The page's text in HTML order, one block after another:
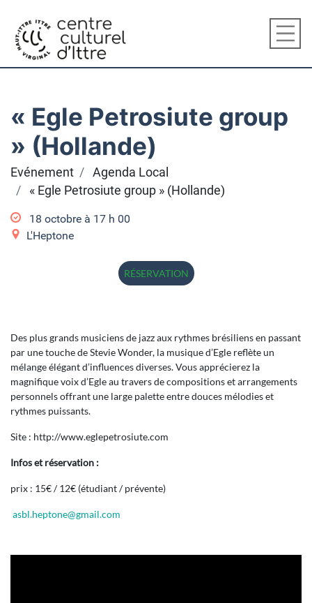
« Egle Petrosiute group
» (Hollande)
Evénement
Agenda Local
« Egle Petrosiute group » (Hollande)
18 octobre à 17 h 00
L'Heptone
RÉSERVATION
Des plus grands musiciens de jazz aux rythmes brésiliens en passant
par une touche de Stevie Wonder, la musique d’Egle reflète un
mélange élégant d’influences diverses. Vous apprécierez la
magnifique voix d’Egle au travers de compositions et arrangements
personnels offrant une large palette entre douces mélodies et
rythmes puissants.
Site : http://www.eglepetrosiute.com
Infos et réservation :
prix : 15€ / 12€ (étudiant / prévente)
asbl.heptone@gmail.com